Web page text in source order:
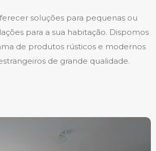
soluções para pequenas ou
para a sua habitação. Dispomos
de produtos rústicos e modernos
de grande qualidade.